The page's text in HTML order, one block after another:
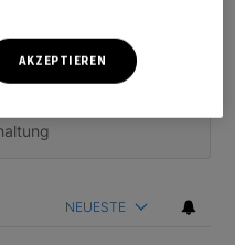
REGISTRIEREN
NEUESTE
AKZEPTIEREN